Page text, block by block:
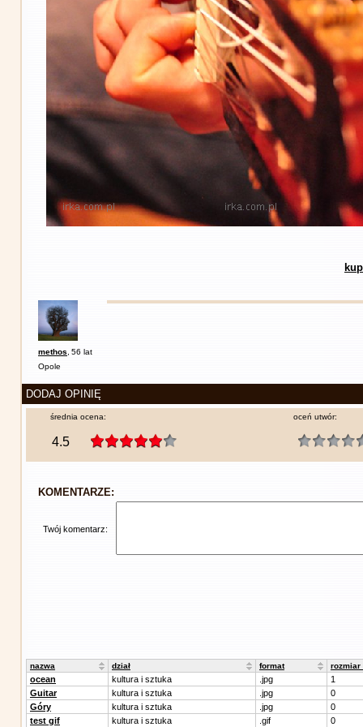
methos 56 lat
Opole
DODAJ OPINIĘ
średnia ocena:
4.5
oceń utwór:
KOMENTARZE:
Twój komentarz:
nazwa dział format rozmiar
ocean kultura i sztuka .jpg
1
Guitar
kultura i sztuka .jpg
0
Góry
kultura i sztuka .jpg
0
test gif
kultura i sztuka .gif 0